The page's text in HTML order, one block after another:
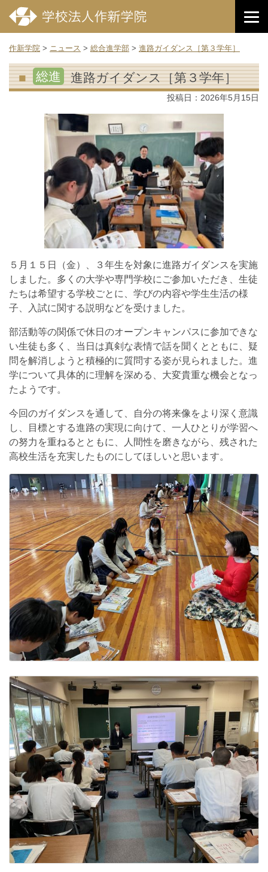
作新学院 > ニュース > 総合進学部 > 進路ガイダンス［第３学年］
総進 進路ガイダンス［第３学年］
投稿日： 2026年5月15日
５月１５日（金）、３年生を対象に進路ガイダンスを実施
しました。多くの大学や専門学校にご参加いただき、生徒
たちは希望する学校ごとに、学びの内容や学生生活の様
子、入試に関する説明などを受けました。
部活動等の関係で休日のオープンキャンパスに参加できな
い生徒も多く、当日は真剣な表情で話を聞くとともに、疑
問を解消しようと積極的に質問する姿が見られました。進
学について具体的に理解を深める、大変貴重な機会となっ
たようです。
今回のガイダンスを通して、自分の将来像をより深く意識
し、目標とする進路の実現に向けて、一人ひとりが学習へ
の努力を重ねるとともに、人間性を磨きながら、残された
高校生活を充実したものにしてほしいと思います。